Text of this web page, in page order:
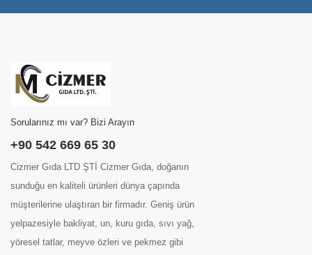
Sorularınız mı var? Bizi Arayın
+90 542 669 65 30
Cizmer Gıda LTD ŞTİ Cizmer Gıda, doğanın
sunduğu en kaliteli ürünleri dünya çapında
müşterilerine ulaştıran bir firmadır. Geniş ürün
yelpazesiyle bakliyat, un, kuru gıda, sıvı yağ,
yöresel tatlar, meyve özleri ve pekmez gibi